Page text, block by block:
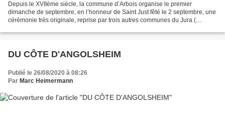
Depuis le XVIIème siècle, la commune d’Arbois organise le premier
dimanche de septembre, en l’honneur de Saint Just fêté le 2 septembre, une
cérémonie très originale, reprise par trois autres communes du Jura (
DU CÔTE D'ANGOLSHEIM
Publié le 26/08/2020 à 08:26
Par Marc Heimermann